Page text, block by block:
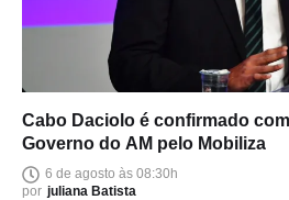
Cabo Daciolo é confirmado
Governo do AM pelo Mobiliza
6 de agosto às 08:30h
por juliana Batista